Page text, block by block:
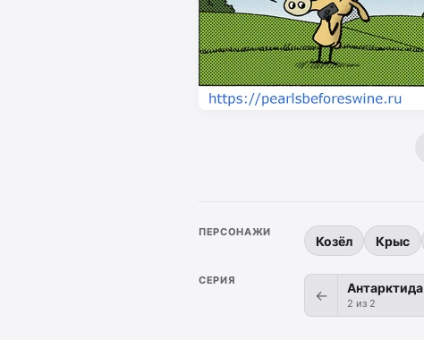
ПЕРСОНАЖИ
Козёл Крыс
СЕРИЯ
← Антарктида
2 из 2